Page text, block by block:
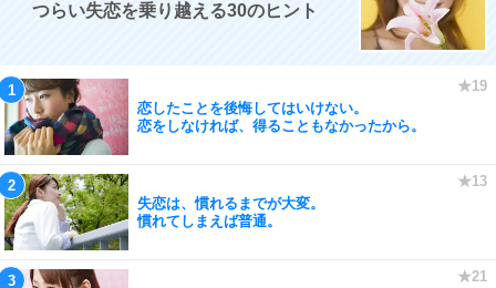
つらい失恋を乗り越える30のヒント
恋したことを後悔してはいけない。
恋をしなければ、得ることもなかったから。
失恋は、慣れるまでが大変。
慣れてしまえば普通。